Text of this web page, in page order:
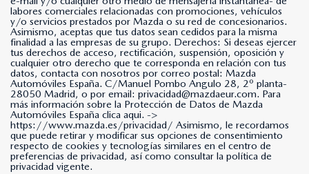
labores comerciales relacionadas con promociones, vehículos
y/o servicios prestados por Mazda o su red de concesionarios.
Asimismo, aceptas que tus datos sean cedidos para la misma
finalidad a las empresas de su grupo. Derechos: Si deseas ejercer
tus derechos de acceso, rectificación, suspensión, oposición y
cualquier otro derecho que te corresponda en relación con tus
datos, contacta con nosotros por correo postal: Mazda
Automóviles España. C/Manuel Pombo Angulo 28, 2º planta-
28050 Madrid, o por email: privacidad@mazdaeur.com. Para
más información sobre la Protección de Datos de Mazda
Automóviles España clica aqui. ->
https://www.mazda.es/privacidad/
que puede retirar y modificar sus opciones de consentimiento
respecto de cookies y tecnologías similares en el centro de
preferencias de privacidad, así como consultar la política de
privacidad vigente.